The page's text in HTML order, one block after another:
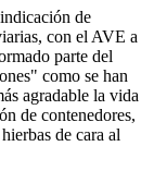
de
con el AVE a
parte del
como se han
agradable la vida
de contenedores,
de cara al